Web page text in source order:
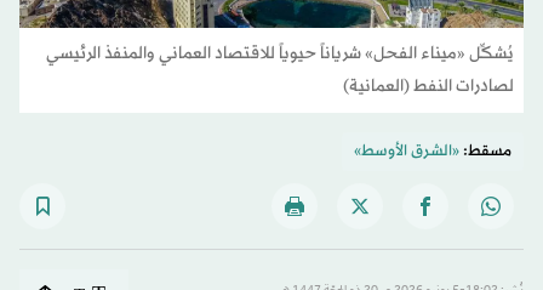
يُشكِّل «ميناء الفحل» شرياناً حيوياً للاقتصاد العماني والمنفذ الرئيسي
لصادرات النفط (العمانية)
مسقط:«الشرق الأوسط»